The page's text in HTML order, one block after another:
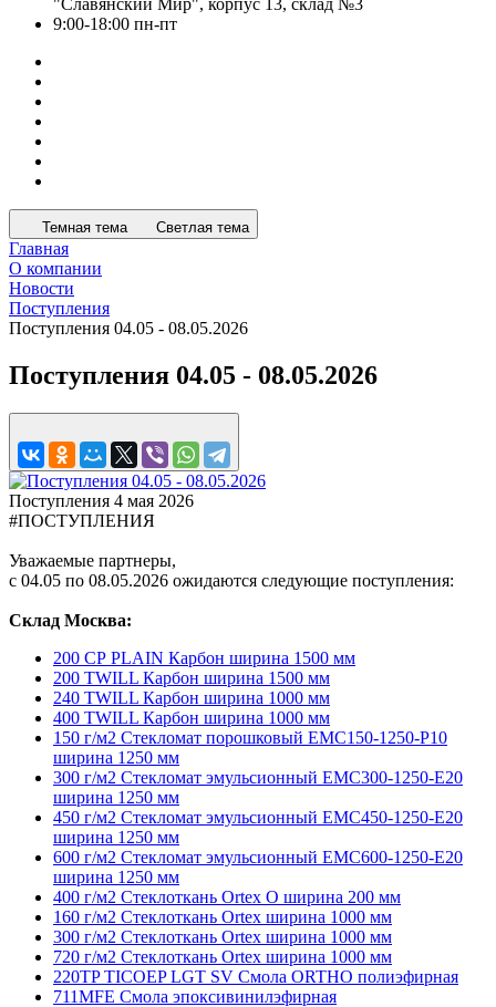
"Славянский Мир", корпус 13, склад №3
9:00-18:00 пн-пт
Темная тема Светлая тема
Главная
О компании
Новости
Поступления
Поступления 04.05 - 08.05.2026
Поступления 04.05 - 08.05.2026
Поступления 4 мая 2026
#ПОСТУПЛЕНИЯ
Уважаемые партнеры,
с 04.05 по 08.05.2026 ожидаются следующие поступления:
Склад Москва:
200 СР PLAIN Карбон ширина 1500 мм
200 TWILL Карбон ширина 1500 мм
240 TWILL Карбон ширина 1000 мм
400 TWILL Карбон ширина 1000 мм
150 г/м2 Стекломат порошковый EMC150-1250-P10
ширина 1250 мм
300 г/м2 Стекломат эмульсионный EMC300-1250-E20
ширина 1250 мм
450 г/м2 Стекломат эмульсионный ЕМС450-1250-E20
ширина 1250 мм
600 г/м2 Стекломат эмульсионный EMC600-1250-E20
ширина 1250 мм
400 г/м2 Стеклоткань Ortex О ширина 200 мм
160 г/м2 Стеклоткань Ortex ширина 1000 мм
300 г/м2 Стеклоткань Ortex ширина 1000 мм
720 г/м2 Стеклоткань Ortex ширина 1000 мм
220TP TICOEP LGT SV Смола ORTHO полиэфирная
711MFE Смола эпоксивинилэфирная